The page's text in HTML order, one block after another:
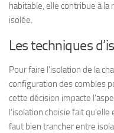
habitable, elle contribue à
isolée.
Les techniques
Pour faire l’isolation de la
configuration des combles
cette décision impacte
l’isolation choisie fait
faut bien trancher entre